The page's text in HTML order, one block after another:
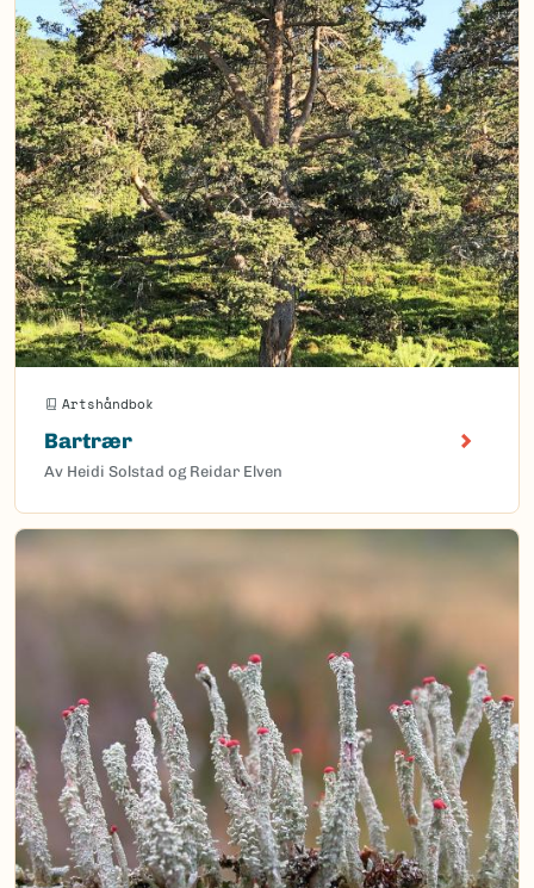
Artshåndbok
Bartrær
Av Heidi Solstad og Reidar Elven